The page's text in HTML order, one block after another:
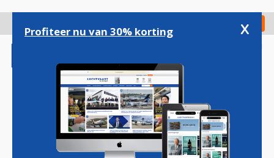
gaan
Check in
Magazine Podcasts Vacatures
Profiteer nu van 30% korting x